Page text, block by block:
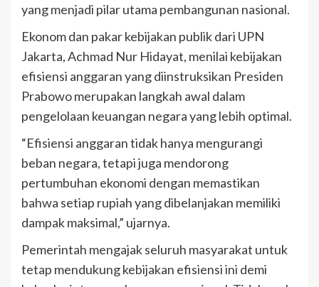
yang menjadi pilar utama pembangunan nasional.
Ekonom dan pakar kebijakan publik dari UPN
Jakarta, Achmad Nur Hidayat, menilai kebijakan
efisiensi anggaran yang diinstruksikan Presiden
Prabowo merupakan langkah awal dalam
pengelolaan keuangan negara yang lebih optimal.
“Efisiensi anggaran tidak hanya mengurangi
beban negara, tetapi juga mendorong
pertumbuhan ekonomi dengan memastikan
bahwa setiap rupiah yang dibelanjakan memiliki
dampak maksimal,” ujarnya.
Pemerintah mengajak seluruh masyarakat untuk
tetap mendukung kebijakan efisiensi ini demi